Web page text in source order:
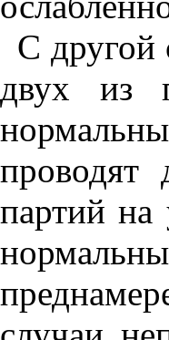
С другой
двух из
проводят
партий на